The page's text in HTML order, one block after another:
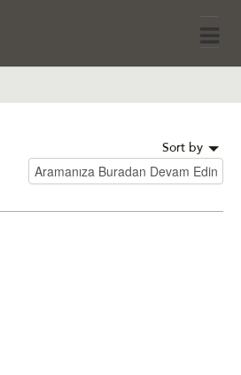
Sort by